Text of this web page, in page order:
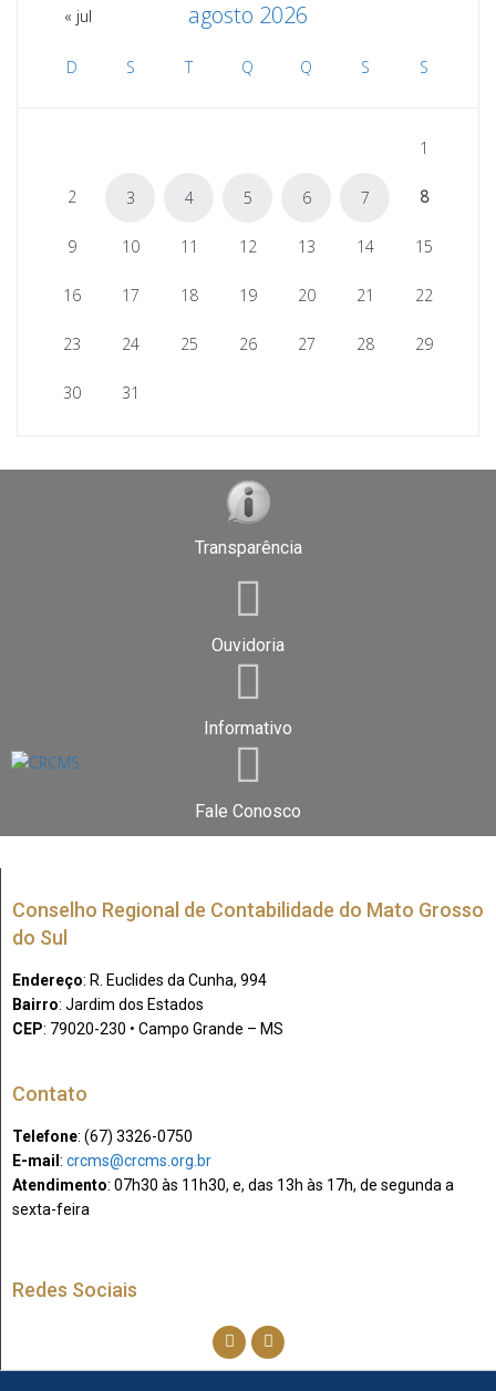
agosto 2026
D S T Q Q S S
« jul
1
2 3 4 5 6 7 8
9 10 11 12 13 14 15
16 17 18 19 20 21 22
23 24 25 26 27 28 29
30 31
Transparência
Ouvidoria
Informativo
Fale Conosco
Conselho Regional de Contabilidade do Mato Grosso
do Sul
Endereço: R. Euclides da Cunha, 994
Bairro: Jardim dos Estados
CEP: 79020-230 • Campo Grande – MS
Contato
Telefone: (67) 3326-0750​
E-mail: crcms@crcms.org.br
Atendimento: 07h30 às 11h30, e, das 13h às 17h, de segunda a
sexta-feira
Redes Sociais